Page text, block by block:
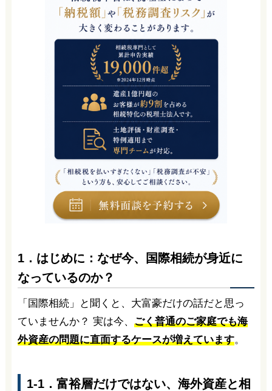
1．はじめに：なぜ今、国際相続が身近に
なっているのか？
「国際相続」と聞くと、大富豪だけの話だと思っ
ていませんか？ 実は今、 ごく普通のご家庭でも海
外資産の問題に直面するケースが増えています。
1-1．富裕層だけではない、海外資産と相